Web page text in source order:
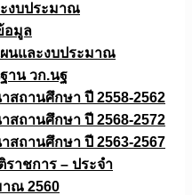
ะงบประมาณ
อมูล
ผนและงบประมาณ
าน วก.นฐ
สถานศึกษา ปี 2558-2562
สถานศึกษา ปี 2568-2572
สถานศึกษา ปี 2563-2567
าชการ – ประจำ
ณ 2560